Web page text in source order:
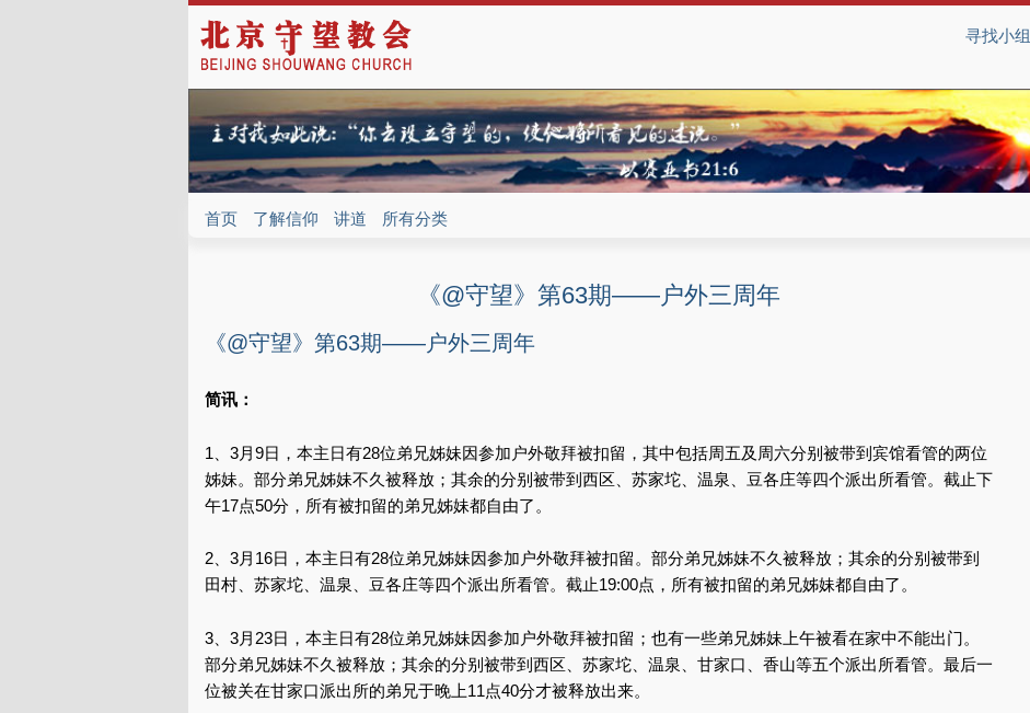
寻找小组
首页 了解信仰 讲道 所有分类
《@守望》第63期——户外三周年
《@守望》第63期——户外三周年
简讯：
1、3月9日，本主日有28位弟兄姊妹因参加户外敬拜被扣留，其中包括周五及周六分别被带到宾馆看管的两位
姊妹。部分弟兄姊妹不久被释放；其余的分别被带到西区、苏家坨、温泉、豆各庄等四个派出所看管。截止下
午17点50分，所有被扣留的弟兄姊妹都自由了。
2、3月16日，本主日有28位弟兄姊妹因参加户外敬拜被扣留。部分弟兄姊妹不久被释放；其余的分别被带到
田村、苏家坨、温泉、豆各庄等四个派出所看管。截止19:00点，所有被扣留的弟兄姊妹都自由了。
3、3月23日，本主日有28位弟兄姊妹因参加户外敬拜被扣留；也有一些弟兄姊妹上午被看在家中不能出门。
部分弟兄姊妹不久被释放；其余的分别被带到西区、苏家坨、温泉、甘家口、香山等五个派出所看管。最后一
位被关在甘家口派出所的弟兄于晚上11点40分才被释放出来。